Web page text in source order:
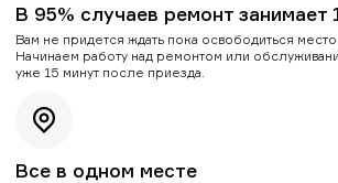
В 95% случаев ремонт занимает
Вам не придется ждать пока освободиться
Начинаем работу над ремонтом или
уже 15 минут после приезда.
Все в одном месте